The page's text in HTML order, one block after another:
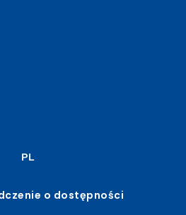
PL
o dostępności